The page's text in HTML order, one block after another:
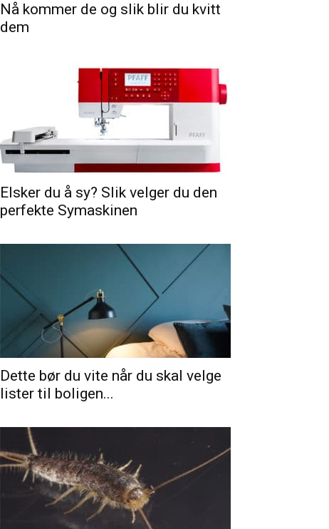
Nå kommer de og slik blir du kvitt
dem
Elsker du å sy? Slik velger du den
perfekte Symaskinen
Dette bør du vite når du skal velge
lister til boligen...